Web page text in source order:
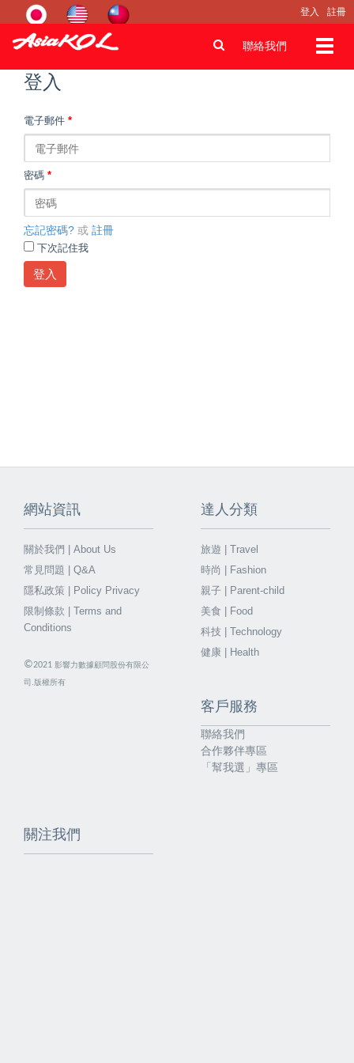
登入 註冊
聯絡我們
登入
電子郵件 *
密碼 *
忘記密碼? 或 註冊
下次記住我
登入
網站資訊
關於我們 | About Us
常見問題 | Q&A
隱私政策 | Policy Privacy
限制條款 | Terms and
Conditions
©2021 影響力數據顧問股份有限公
司.版權所有
達人分類
旅遊 | Travel
時尚 | Fashion
親子 | Parent-child
美食 | Food
科技 | Technology
健康 | Health
客戶服務
聯絡我們
合作夥伴專區
「幫我選」專區
關注我們